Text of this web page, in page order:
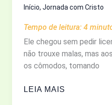
VIDA
CAMPO
Início, Jornada com Cristo
Tempo de leitura: 4
Ele chegou sem pedir
não trouxe malas, mas
os cômodos, tomando
O
LEIA MAIS